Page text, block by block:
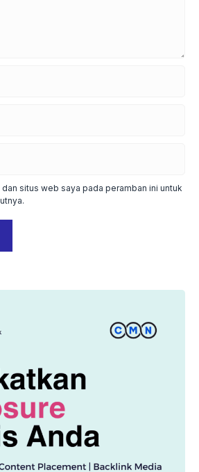
dan situs web saya pada peramban ini untuk